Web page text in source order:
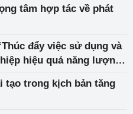
tâm hợp tác về phát
đẩy việc sử dụng và
hiệu quả năng lượng
tạo trong kịch bản tăng